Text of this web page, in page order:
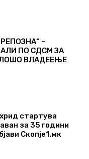
–
ПО СДСМ ЗА
ВЛАДЕЕЊЕ
стартува
за 35 години
Скопје1.мк